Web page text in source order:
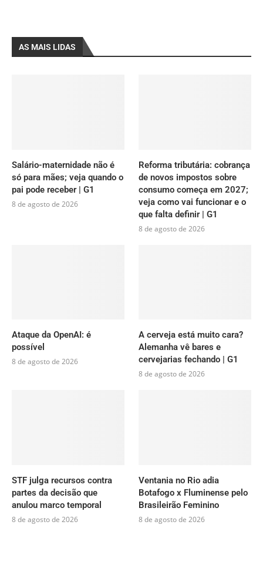
AS MAIS LIDAS
Salário-maternidade não é
só para mães; veja quando o
pai pode receber | G1
8 de agosto de 2026
Reforma tributária: cobrança
de novos impostos sobre
consumo começa em 2027;
veja como vai funcionar e o
que falta definir | G1
8 de agosto de 2026
Ataque da OpenAI: é
possível
8 de agosto de 2026
A cerveja está muito cara?
Alemanha vê bares e
cervejarias fechando | G1
8 de agosto de 2026
STF julga recursos contra
partes da decisão que
anulou marco temporal
8 de agosto de 2026
Ventania no Rio adia
Botafogo x Fluminense pelo
Brasileirão Feminino
8 de agosto de 2026